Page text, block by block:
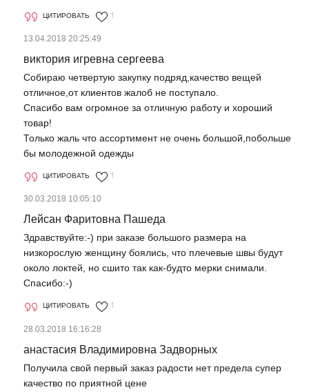
ЦИТИРОВАТЬ 1
13.04.2018 20:25:49
виктория игревна сергеева
Собираю четвертую закупку подряд,качество вещей
отличное,от клиентов жалоб не поступало.
Спасибо вам огромное за отличную работу и хороший
товар!
Только жаль что ассортимент не очень большой,побольше
бы молодежной одежды
ЦИТИРОВАТЬ 1
30.03.2018 10:05:10
Лейсан Фаритовна Пашеда
Здравствуйте:-) при заказе большого размера на
низкорослую женщину боялись, что плечевые швы будут
около локтей, но сшито так как-будто мерки снимали.
Спасибо:-)
ЦИТИРОВАТЬ 1
28.03.2018 16:16:28
анастасия Владимировна Задворных
Получила свой первый заказ радости нет предела супер
качество по приятной цене